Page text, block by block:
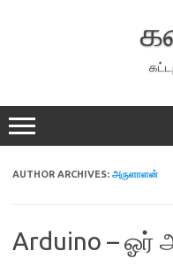
AUTHOR ARCHIVES: அருளாளன்
Arduino – ஓர்